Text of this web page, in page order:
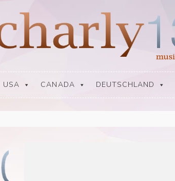
USA CANADA DEUTSCHLAND